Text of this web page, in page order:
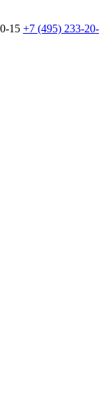
15 +7 (495) 233-20-